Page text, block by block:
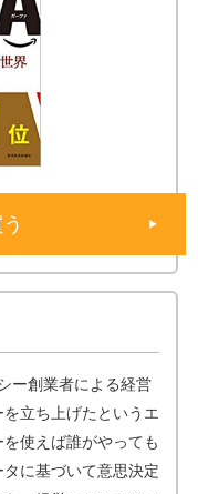
ー創業者による経営
立ち上げたというエ
使えば誰がやっても
に基づいて意思決定